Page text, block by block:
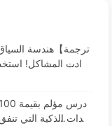
زادت المشاكل!
ل، وكن حذرًا من
عدات الذكية التي